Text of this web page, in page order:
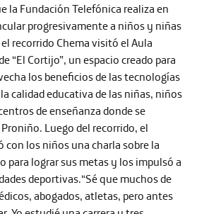
la Fundación Telefónica realiza en
progresivamente a niños y niñas
recorrido Chema visitó el Aula
“El Cortijo”, un espacio creado para
los beneficios de las tecnologías
calidad educativa de las niñas, niños
de enseñanza donde se
Luego del recorrido, el
los niños una charla sobre la
para lograr sus metas y los impulsó a
deportivas.“Sé que muchos de
abogados, atletas, pero antes